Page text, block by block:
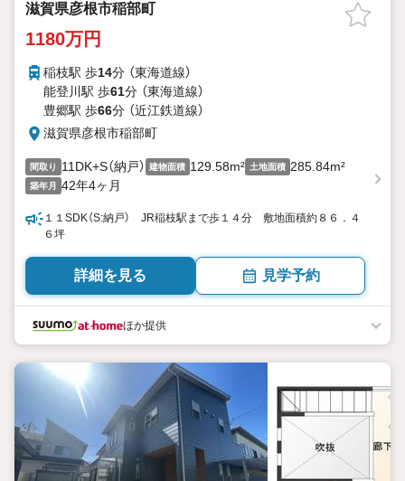
滋賀県彦根市稲部町
1180万円
稲枝駅 歩14分 （東海道線）
能登川駅 歩61分 （東海道線）
豊郷駅 歩66分 （近江鉄道線）
滋賀県彦根市稲部町
間取り 11DK+S（納戸） 建物面積 129.58m² 土地面積 285.84m²
築年月 42年4ヶ月
１１SDK（S:納戸） JR稲枝駅まで歩１４分 敷地面積約８６．４
６坪
詳細を見る 見学予約
ほか提供